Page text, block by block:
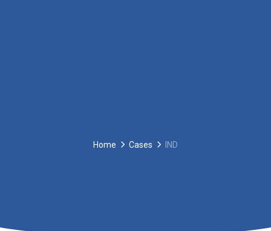
Home Cases IND